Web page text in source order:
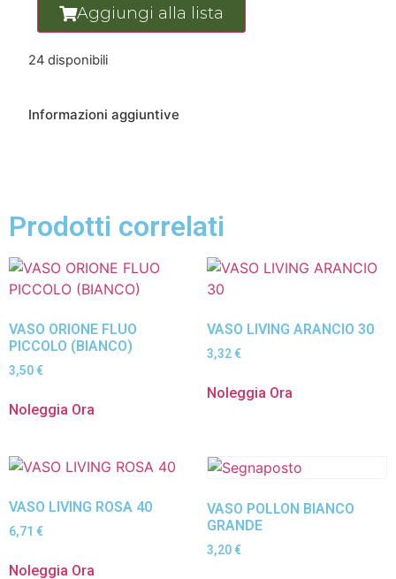
Aggiungi alla lista
24 disponibili
Informazioni aggiuntive
Prodotti correlati
VASO ORIONE FLUO
PICCOLO (BIANCO)
3,50 €
Noleggia Ora
VASO LIVING ARANCIO 30
3,32 €
Noleggia Ora
VASO LIVING ROSA 40
6,71 €
Noleggia Ora
VASO POLLON BIANCO
GRANDE
3,20 €